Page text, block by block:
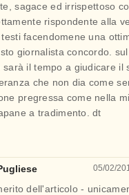
sagace ed irrispettoso
rispondente alla
facendomene una
giornalista concordo.
sarà il tempo a giudicare il
che non dia come
pregressa come nella
a tradimento. dt
05/02/
dell'articolo -